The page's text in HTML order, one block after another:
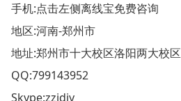
手机:点击左侧离线宝免费咨询
地区:河南-郑州市
地址:郑州市十大校区洛阳两大校区
QQ:799143952
Skype:zzjdjy